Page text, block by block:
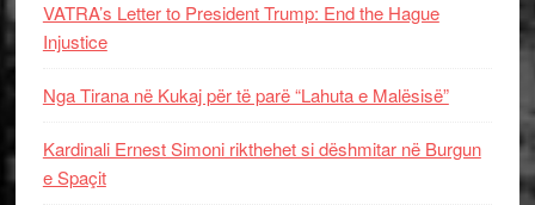
VATRA’s Letter to President Trump: End the Hague
Injustice
Nga Tirana në Kukaj për të parë “Lahuta e Malësisë”
Kardinali Ernest Simoni rikthehet si dëshmitar në Burgun
e Spaçit